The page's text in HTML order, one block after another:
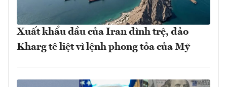
Xuất khẩu dầu của Iran đình trệ, đảo
Kharg tê liệt vì lệnh phong tỏa của Mỹ